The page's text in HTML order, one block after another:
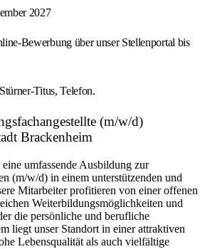
2027
Bewerbung über unser Stellenportal bis
Titus, Telefon.
(m/w/d)
Brackenheim
umfassende Ausbildung zur
(m/w/d) in einem unterstützenden und
Mitarbeiter profitieren von einer offenen
Weiterbildungsmöglichkeiten und
die persönliche und berufliche
liegt unser Standort in einer attraktiven
Lebensqualität als auch vielfältige